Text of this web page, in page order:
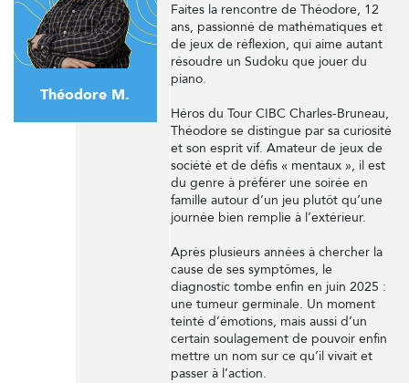
Théodore M.
Faites la rencontre de Théodore, 12
ans, passionné de mathématiques et
de jeux de réflexion, qui aime autant
résoudre un Sudoku que jouer du
piano.
Héros du Tour CIBC Charles-Bruneau,
Théodore se distingue par sa curiosité
et son esprit vif. Amateur de jeux de
société et de défis « mentaux », il est
du genre à préférer une soirée en
famille autour d’un jeu plutôt qu’une
journée bien remplie à l’extérieur.
Après plusieurs années à chercher la
cause de ses symptômes, le
diagnostic tombe enfin en juin 2025 :
une tumeur germinale. Un moment
teinté d’émotions, mais aussi d’un
certain soulagement de pouvoir enfin
mettre un nom sur ce qu’il vivait et
passer à l’action.